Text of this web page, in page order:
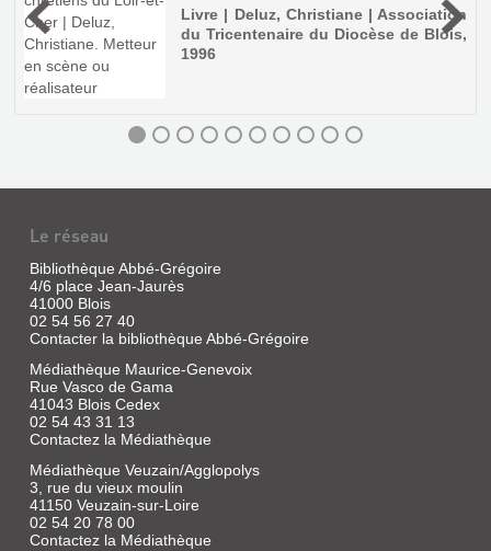
Livre | Deluz, Christiane | Association
du Tricentenaire du Diocèse de Blois,
1996
Le réseau
Bibliothèque Abbé-Grégoire
4/6 place Jean-Jaurès
41000 Blois
02 54 56 27 40
Contacter la bibliothèque Abbé-Grégoire
Médiathèque Maurice-Genevoix
Rue Vasco de Gama
41043 Blois Cedex
02 54 43 31 13
Contactez la Médiathèque
Médiathèque Veuzain/Agglopolys
3, rue du vieux moulin
41150 Veuzain-sur-Loire
02 54 20 78 00
Contactez la Médiathèque